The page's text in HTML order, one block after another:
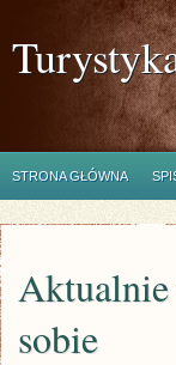
STRONA GŁÓWNA
Aktualnie
sobie